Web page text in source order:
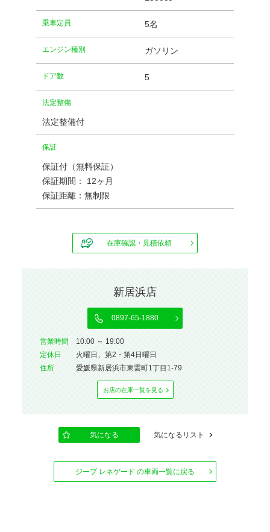
乗車定員 5名
エンジン種別 ガソリン
ドア数 5
法定整備
法定整備付
保証
保証付（無料保証）
保証期間： 12ヶ月
保証距離：無制限
在庫確認・見積依頼
新居浜店
0897-65-1880
営業時間
10:00 ～ 19:00
定休⽇
火曜日、第2・第4日曜日
住所
愛媛県新居浜市東雲町1丁目1-79
お店の在庫⼀覧を⾒る
気になる 気になるリスト
ジープ レネゲード の車両一覧に戻る